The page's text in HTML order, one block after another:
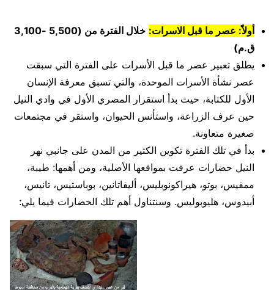
أولاً: عصر ما قبل الاسرات:
خلال الفترة من (5,500 -3,100
ق.م)
يطلق تعبير عصر ما قبل الأسرات على الفترة التي سبقت
عصر نشأة الأسرات الموحدة، والتي تسبق معرفة الإنسان
الأول للكتابة، حيث بدأ استقرار المصري الأول في وادي النيل
حين عرف الزراعة، واستأنس الحيوان، واستقر في مجتمعات
صغيرة متعاونة.
بدأ في تلك الفترة تكوين الكثير من المدن على جانبي نهر
النيل حضارات عرفت بمواقعها الأصلية، ومن أهمها: طيبة،
ممفيس، بوتو، هيراكونوبليس، أليفاتانين، بوباستيس، تانيس،
أبيدوس، هليوبوليس. وسنتناول أهم تلك الحضارات فيما يلي: